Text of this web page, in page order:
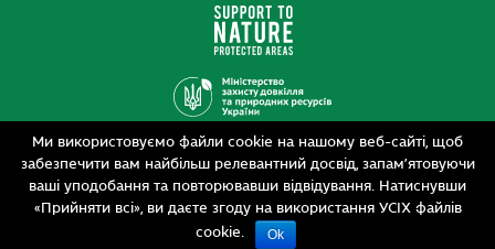
Ми використовуємо файли cookie на нашому веб-сайті, щоб
забезпечити вам найбільш релевантний досвід, запам’ятовуючи
ваші уподобання та повторювавши відвідування. Натиснувши
«Прийняти всі», ви даєте згоду на використання УСІХ файлів
cookie.
Ok
Дизайн
Розробка
siteGist